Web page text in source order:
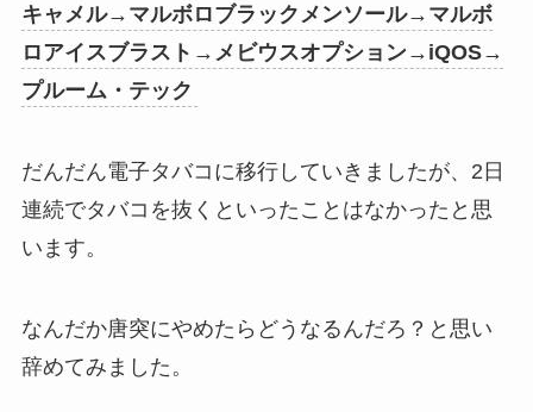
キャメル→マルボロブラックメンソール→マルボ
ロアイスブラスト→メビウスオプション→iQOS→
プルーム・テック
だんだん電子タバコに移行していきましたが、2日
連続でタバコを抜くといったことはなかったと思
います。
なんだか唐突にやめたらどうなるんだろ？と思い
辞めてみました。